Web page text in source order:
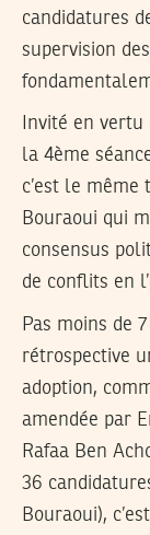
candidatures
supervision
Invité en vertu
la 4ème
c’est le même
Bouraoui qui
consensus
de conflits en
Pas moins de
rétrospective
adoption,
amendée par
Rafaa Ben
36
Bouraoui),